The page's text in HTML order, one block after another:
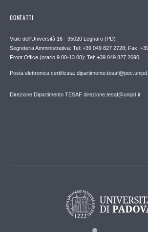
CONTATTI
Viale dell'Università 16 - 35020 Legnaro (PD)
Segreteria Amministrativa: Tel: +39 049 827 2728; Fax:
Front Office (orario 9.00-13.00): Tel: +39 049 827 2690
Posta elettronica certificata:
Direzione Dipartimento TESAF direzione.tesaf@unipd.it